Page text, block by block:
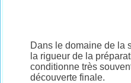
Dans le domaine de la
la rigueur de la
conditionne très
découverte finale.